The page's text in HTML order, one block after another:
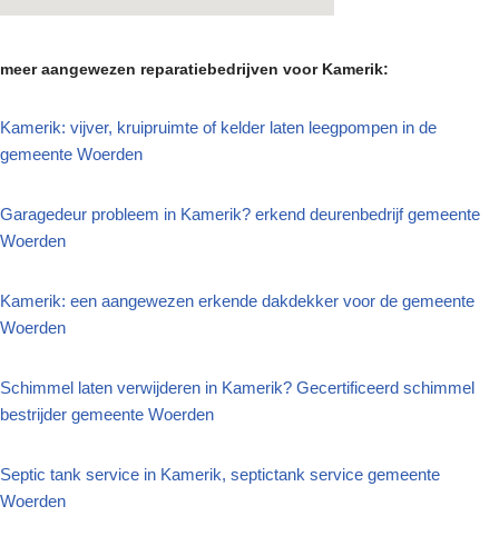
meer aangewezen reparatiebedrijven voor Kamerik:
Kamerik: vijver, kruipruimte of kelder laten leegpompen in de
gemeente Woerden
Garagedeur probleem in Kamerik? erkend deurenbedrijf gemeente
Woerden
Kamerik: een aangewezen erkende dakdekker voor de gemeente
Woerden
Schimmel laten verwijderen in Kamerik? Gecertificeerd schimmel
bestrijder gemeente Woerden
Septic tank service in Kamerik, septictank service gemeente
Woerden